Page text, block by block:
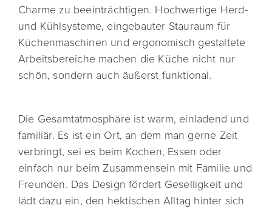
Charme zu beeinträchtigen. Hochwertige Herd-
und Kühlsysteme, eingebauter Stauraum für
Küchenmaschinen und ergonomisch gestaltete
Arbeitsbereiche machen die Küche nicht nur
schön, sondern auch äußerst funktional.
Die Gesamtatmosphäre ist warm, einladend und
familiär. Es ist ein Ort, an dem man gerne Zeit
verbringt, sei es beim Kochen, Essen oder
einfach nur beim Zusammensein mit Familie und
Freunden. Das Design fördert Geselligkeit und
lädt dazu ein, den hektischen Alltag hinter sich